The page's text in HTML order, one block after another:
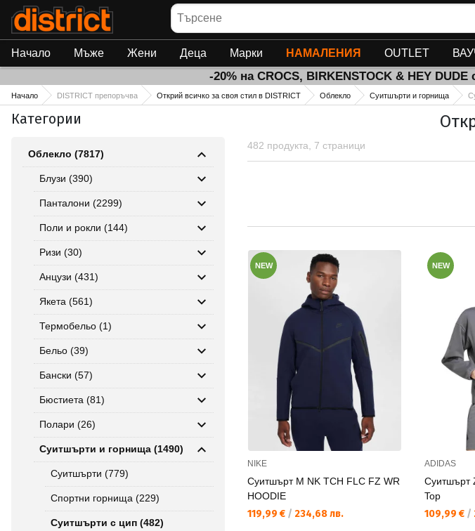
Търсене
Начало Мъже Жени Деца Марки НАМАЛЕНИЯ OUTLET
-20% на CROCS, BIRKENSTOCK & HEY DUDE
Начало DISTRICT препоръчва Открий всичко за своя стил в DISTRICT Облекло Суитшърти и горнища
Категории
Облекло (7817)
Блузи (390)
Панталони (2299)
Поли и рокли (144)
Ризи (30)
Анцузи (431)
Якета (561)
Термобельо (1)
Бельо (39)
Бански (57)
Бюстиета (81)
Полари (26)
Суитшърти и горнища (1490)
Суитшърти (779)
Спортни горнища (229)
Суитшърти с цип (482)
482 продукта, 7 страници
NEW
NIKE
Суитшърт M NK TCH FLC FZ WR
HOODIE
Текуща цена:
119,99 € / 234,68 лв.
NEW
ADIDAS
Суитшърт
Top
Текуща
109,99 € /